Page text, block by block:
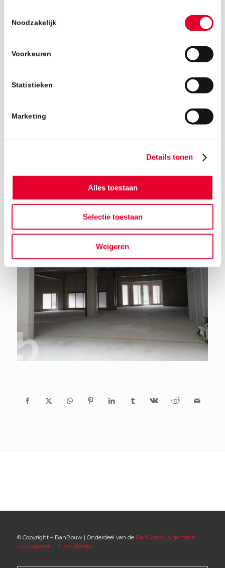
Noodzakelijk
Voorkeuren
Statistieken
Marketing
Details tonen
Alles toestaan
Selectie toestaan
Weigeren
© Copyright – BanBouw | Onderdeel van de BanGroep| Algemene
voorwaarden | Privacybeleid